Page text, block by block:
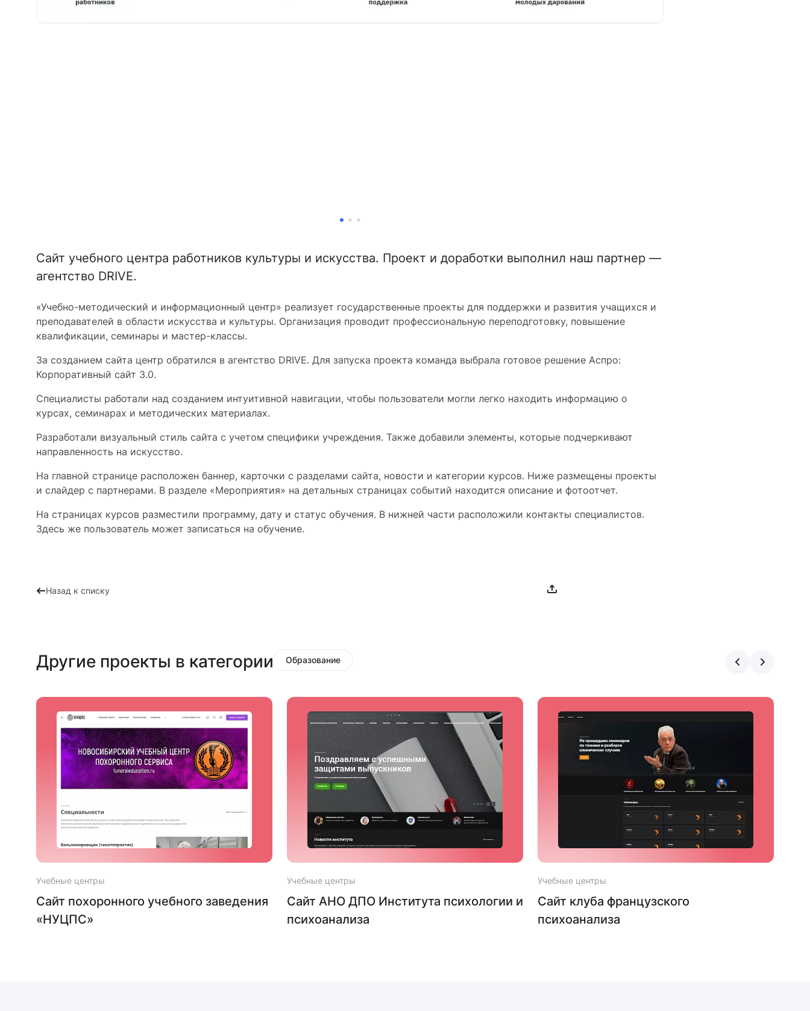
Сайт учебного центра работников культуры и искусства. Проект и доработки выполнил наш партнер —
агентство DRIVE.
«Учебно-методический и информационный центр» реализует государственные проекты для поддержки и развития учащихся и
преподавателей в области искусства и культуры. Организация проводит профессиональную переподготовку, повышение
квалификации, семинары и мастер-классы.
За созданием сайта центр обратился в агентство DRIVE. Для запуска проекта команда выбрала готовое решение Аспро:
Корпоративный сайт 3.0.
Специалисты работали над созданием интуитивной навигации, чтобы пользователи могли легко находить информацию о
курсах, семинарах и методических материалах.
Разработали визуальный стиль сайта с учетом специфики учреждения. Также добавили элементы, которые подчеркивают
направленность на искусство.
На главной странице расположен баннер, карточки с разделами сайта, новости и категории курсов. Ниже размещены проекты
и слайдер с партнерами. В разделе «Мероприятия» на детальных страницах событий находится описание и фотоотчет.
На страницах курсов разместили программу, дату и статус обучения. В нижней части расположили контакты специалистов.
Здесь же пользователь может записаться на обучение.
Назад к списку
Другие проекты в категории Образование
Учебные центры
Сайт похоронного учебного заведения
«НУЦПС»
Учебные центры
Сайт АНО ДПО Института психологии и
психоанализа
Учебные центры
Сайт клуба французского
психоанализа